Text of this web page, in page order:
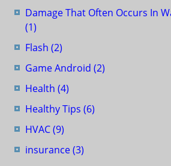
Damage That Often Occurs In
(1)
Flash (2)
Game Android (2)
Health (4)
Healthy Tips (6)
HVAC(9)
insurance(3)